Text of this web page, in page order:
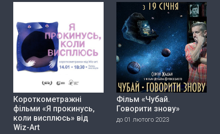
Короткометражні
фільми «Я прокинусь,
коли висплюсь» від
Wiz-Art
Фільм «Чубай.
Говорити знову»
до 01 лютого 2023